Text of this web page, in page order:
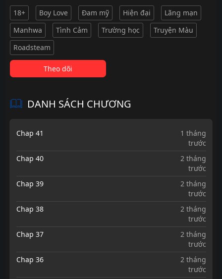
18+ Boy Love Đam mỹ Hiện đại
Lãng mạn
Manhwa
Tình Cảm Trường học
Truyện Màu
Roadsteam
Theo dõi
DANH SÁCH CHƯƠNG
Chap 41
1 tháng
trước
Chap 40
2 tháng
trước
Chap 39
2 tháng
trước
Chap 38
2 tháng
trước
Chap 37
2 tháng
trước
Chap 36
2 tháng
trước